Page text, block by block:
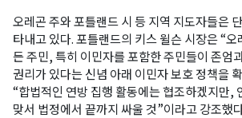
오레곤 주와 포틀랜드 시 등 지역 지도자들은
타내고 있다. 포틀랜드의 키스 윌슨 시장은 “
든 주민, 특히 이민자를 포함한 주민들이 존엄
권리가 있다는 신념 아래 이민자 보호 정책을
“합법적인 연방 집행 활동에는 협조하겠지만,
맞서 법정에서 끝까지 싸울 것”이라고 강조했